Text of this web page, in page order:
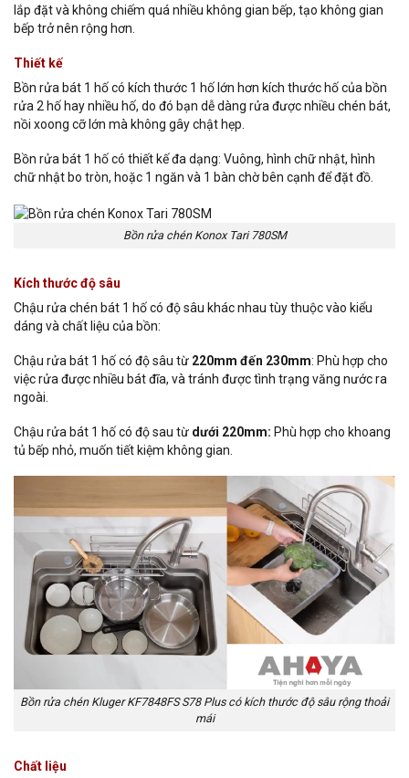
lắp đặt và không chiếm quá nhiều không gian bếp, tạo không gian
bếp trở nên rộng hơn.
Thiết kế
Bồn rửa bát 1 hố có kích thước 1 hố lớn hơn kích thước hố của bồn
rửa 2 hố hay nhiều hố, do đó bạn dễ dàng rửa được nhiều chén bát,
nồi xoong cỡ lớn mà không gây chật hẹp.
Bồn rửa bát 1 hố có thiết kế đa dạng: Vuông, hình chữ nhật, hình
chữ nhật bo tròn, hoặc 1 ngăn và 1 bàn chờ bên cạnh để đặt đồ.
Bồn rửa chén Konox Tari 780SM
Kích thước độ sâu
Chậu rửa chén bát 1 hố có độ sâu khác nhau tùy thuộc vào kiểu
dáng và chất liệu của bồn:
Chậu rửa bát 1 hố có độ sâu từ 220mm đến 230mm: Phù hợp cho
việc rửa được nhiều bát đĩa, và tránh được tình trạng văng nước ra
ngoài.
Chậu rửa bát 1 hố có độ sau từ dưới 220mm: Phù hợp cho khoang
tủ bếp nhỏ, muốn tiết kiệm không gian.
Bồn rửa chén Kluger KF7848FS S78 Plus có kích thước độ sâu rộng thoải
mái
Chất liệu